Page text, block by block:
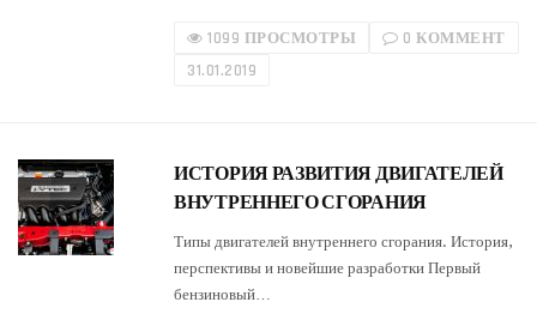
1099 ПРОСМОТРЫ
0 КОММЕНТ
31.01.2019
ИСТОРИЯ РАЗВИТИЯ ДВИГАТЕЛЕЙ
ВНУТРЕННЕГО СГОРАНИЯ
Типы двигателей внутреннего сгорания. История,
перспективы и новейшие разработки Первый
бензиновый…